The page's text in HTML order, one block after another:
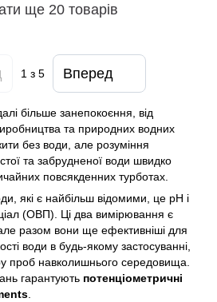
ще 20 товарів
1з 5 Вперед
більше занепокоєння, від
та природних водних
без води, але розуміння
та забрудненої води швидко
повсякденних турботах.
які є найбільш відомими, це pH і
(ОВП). Ці два вимірювання є
разом вони ще ефективніші для
води в будь-якому застосуванні,
проб навколишнього середовища.
гарантують потенціометричні
.